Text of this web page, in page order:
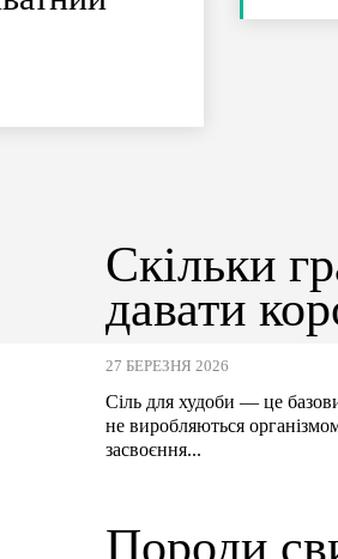
Скільки
давати
27 БЕРЕЗНЯ 2026
Сіль для худоби — це
не виробляються
засвоєння...
Породи